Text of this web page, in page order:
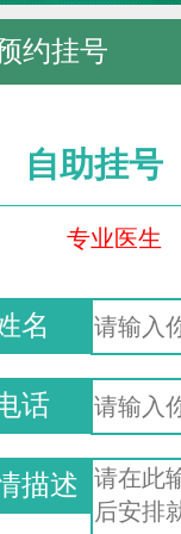
约挂号
自助挂号
专业医生
名
话
描述